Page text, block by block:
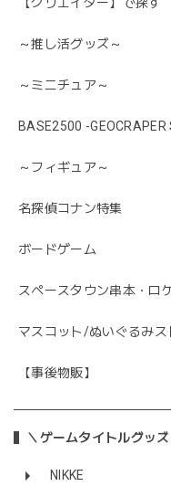
【クリエイター】で探す
～推し活グッズ～
～ミニチュア～
BASE2500 -GEOCRAPER
～フィギュア～
名探偵コナン特集
ボードゲーム
スペースタウン串本・ロ
マスコット/ぬいぐるみス
【事後物販】
＼ゲームタイトルグッ
NIKKE